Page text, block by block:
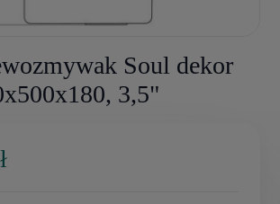
Soul dekor
3,5"